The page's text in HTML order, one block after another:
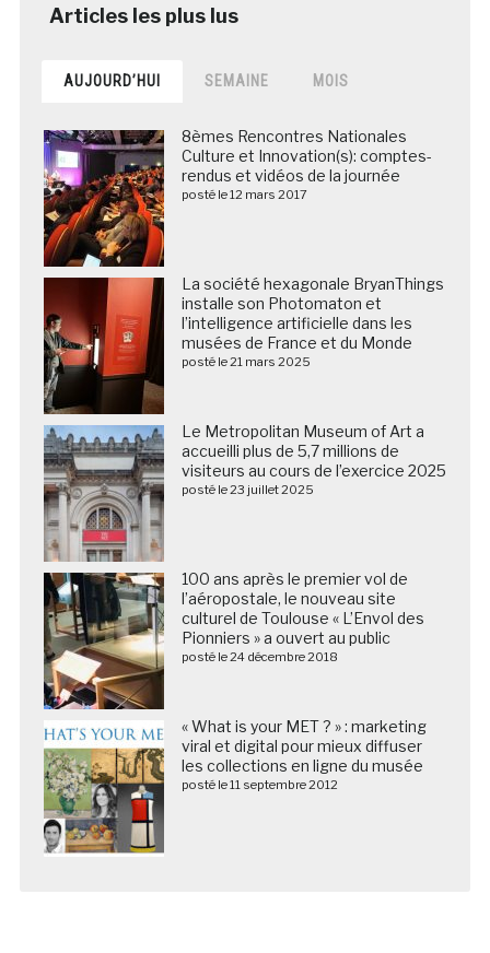
AUJOURD’HUI SEMAINE MOIS
8èmes Rencontres Nationales
Culture et Innovation(s): comptes-
rendus et vidéos de la journée
posté le 12 mars 2017
La société hexagonale BryanThings
installe son Photomaton et
l’intelligence artificielle dans les
musées de France et du Monde
posté le 21 mars 2025
Le Metropolitan Museum of Art a
accueilli plus de 5,7 millions de
visiteurs au cours de l’exercice 2025
posté le 23 juillet 2025
100 ans après le premier vol de
l’aéropostale, le nouveau site
culturel de Toulouse « L’Envol des
Pionniers » a ouvert au public
posté le 24 décembre 2018
« What is your MET ? » : marketing
viral et digital pour mieux diffuser
les collections en ligne du musée
posté le 11 septembre 2012